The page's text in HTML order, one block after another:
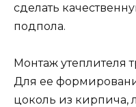
сделать
подпола.
Монтаж утеплителя
Для ее
цоколь из кирпича,